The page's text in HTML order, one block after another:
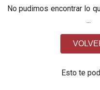
No pudimos encontrar lo
...
Esto te